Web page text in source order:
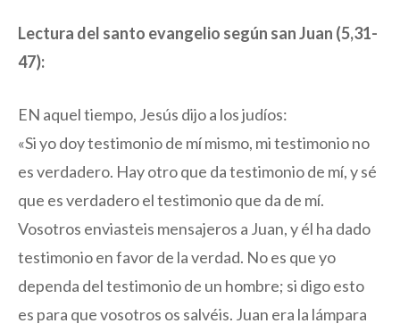
Lectura del santo evangelio según san Juan (5,31-
47):
EN aquel tiempo, Jesús dijo a los judíos:
«Si yo doy testimonio de mí mismo, mi testimonio no
es verdadero. Hay otro que da testimonio de mí, y sé
que es verdadero el testimonio que da de mí.
Vosotros enviasteis mensajeros a Juan, y él ha dado
testimonio en favor de la verdad. No es que yo
dependa del testimonio de un hombre; si digo esto
es para que vosotros os salvéis. Juan era la lámpara